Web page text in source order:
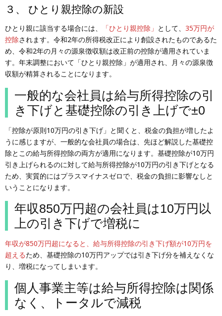
３、 ひとり親控除の新設
ひとり親に該当する場合には、 「ひとり親控除」 として、 35万円が
控除されます。令和2年の所得税改正により創設されたものであるた
め、令和2年の月々の源泉徴収額は改正前の控除が適用されていま
す。年末調整において「ひとり親控除」が適用され、月々の源泉徴
収額が精算されることになります。
一般的な会社員は給与所得控除の引
き下げと基礎控除の引き上げで±0
「控除が原則10万円の引き下げ」と聞くと、税金の負担が増したよ
うに感じますが、一般的な会社員の場合は、先ほど解説した基礎控
除とこの給与所得控除の両方が適用になります。基礎控除が10万円
引き上げられるのに対して給与所得控除が10万円の引き下げとなる
ため、実質的にはプラスマイナスゼロで、税金の負担に影響なしと
いうことになります。
年収850万円超の会社員は10万円以
上の引き下げで増税に
年収が850万円超になると、給与所得控除の引き下げ額が10万円を
超えるため、基礎控除の10万円アップでは引き下げ分を補えなくな
り、増税になってしまいます。
個人事業主等は給与所得控除は関係
なく、トータルで減税